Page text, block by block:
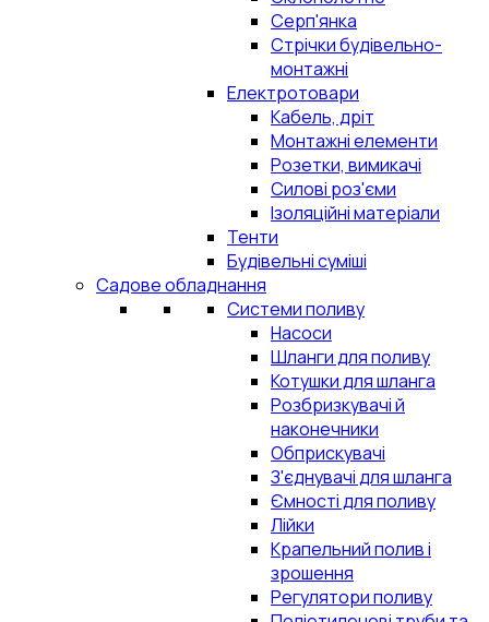
Серп'янка
Стрічки будівельно-
монтажні
Електротовари
Кабель, дріт
Монтажні елементи
Розетки, вимикачі
Силові роз'єми
Ізоляційні матеріали
Тенти
Будівельні суміші
Садове обладнання
Системи поливу
Насоси
Шланги для поливу
Котушки для шланга
Розбризкувачі й
наконечники
Обприскувачі
З'єднувачі для шланга
Ємності для поливу
Лійки
Крапельний полив і
зрошення
Регулятори поливу